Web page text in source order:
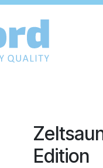
Edition